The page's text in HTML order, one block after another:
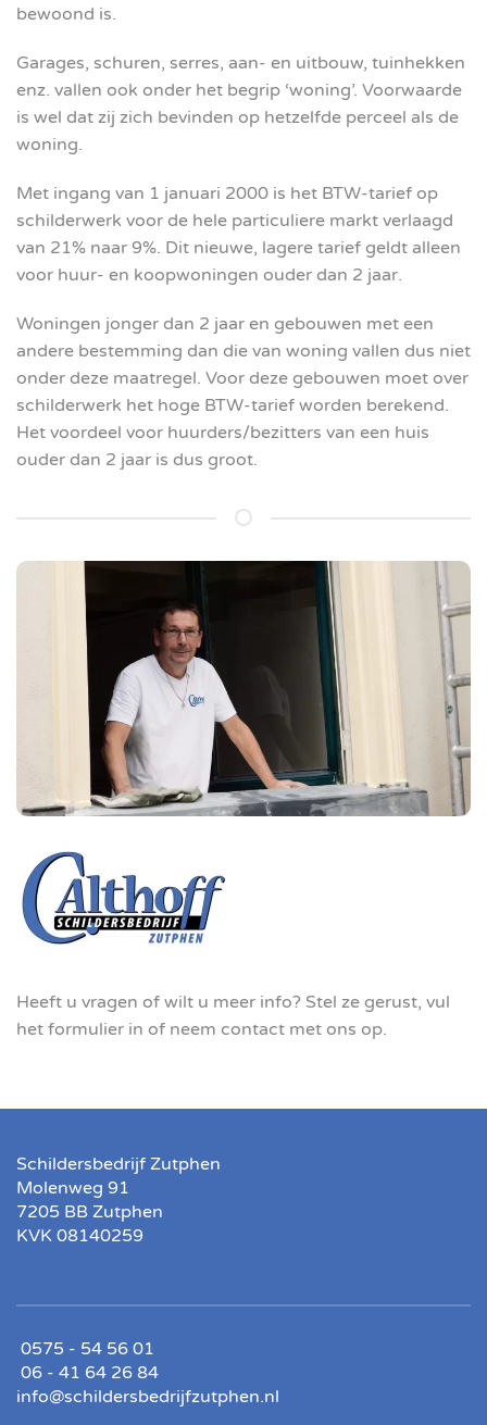
bewoond is.
Garages, schuren, serres, aan- en uitbouw, tuinhekken
enz. vallen ook onder het begrip ‘woning’. Voorwaarde
is wel dat zij zich bevinden op hetzelfde perceel als de
woning.
Met ingang van 1 januari 2000 is het BTW-tarief op
schilderwerk voor de hele particuliere markt verlaagd
van 21% naar 9%. Dit nieuwe, lagere tarief geldt alleen
voor huur- en koopwoningen ouder dan 2 jaar.
Woningen jonger dan 2 jaar en gebouwen met een
andere bestemming dan die van woning vallen dus niet
onder deze maatregel. Voor deze gebouwen moet over
schilderwerk het hoge BTW-tarief worden berekend.
Het voordeel voor huurders/bezitters van een huis
ouder dan 2 jaar is dus groot.
Heeft u vragen of wilt u meer info? Stel ze gerust, vul
het formulier in of neem contact met ons op.
Schildersbedrijf Zutphen
Molenweg 91
7205 BB Zutphen
KVK 08140259
0575 - 54 56 01
06 - 41 64 26 84
info@schildersbedrijfzutphen.nl